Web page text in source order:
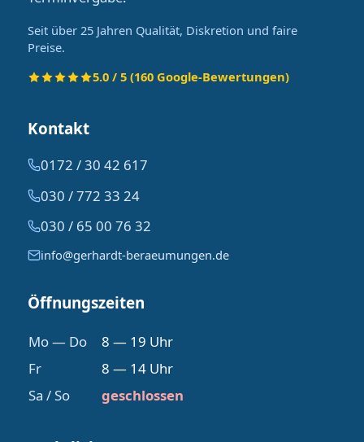
Seit über 25 Jahren Qualität, Diskretion und faire
Preise.
5.0 / 5 (160 Google-Bewertungen)
Kontakt
0172 / 30 42 617
030 / 772 33 24
030 / 65 00 76 32
info@gerhardt-beraeumungen.de
Öffnungszeiten
Mo — Do
8 — 19 Uhr
Fr
8 — 14 Uhr
Sa / So
geschlossen